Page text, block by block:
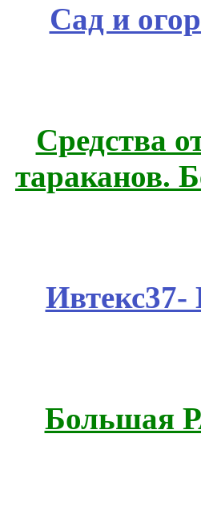
Сад и
Средства
тараканов.
Ивтекс37-
Большая